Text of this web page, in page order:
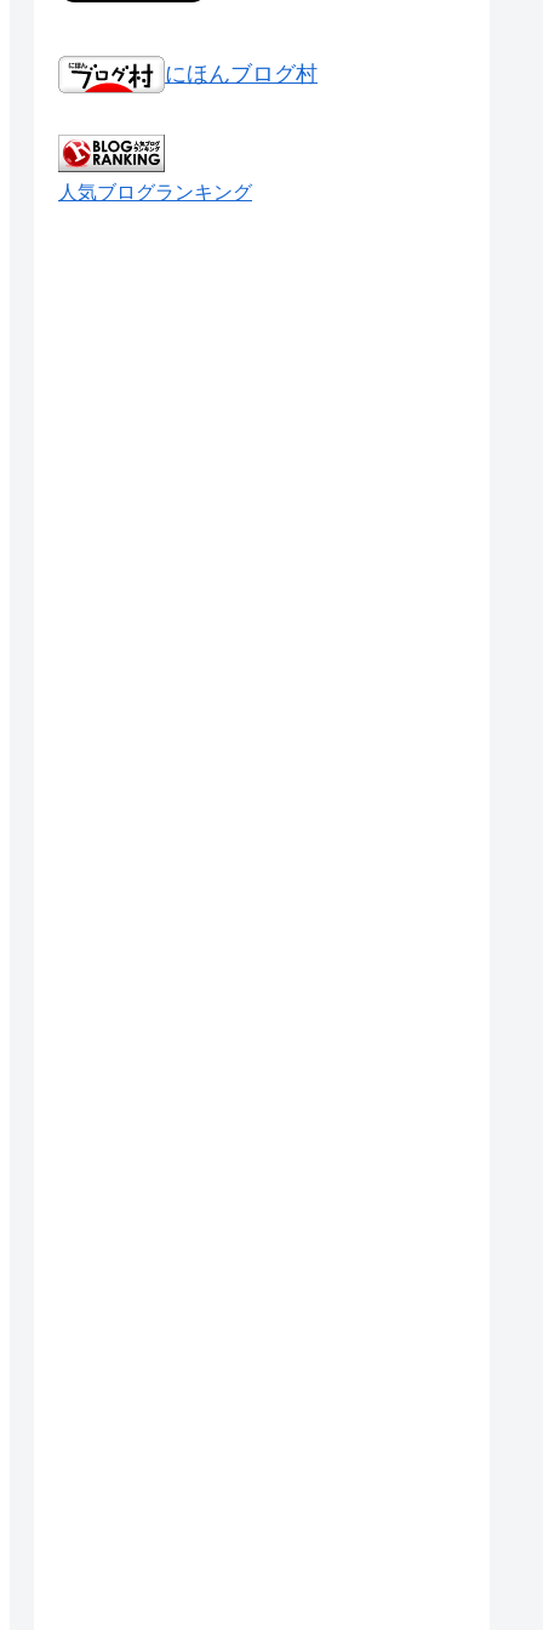
にほんブログ村
人気ブログランキング